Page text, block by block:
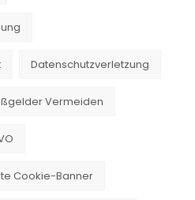
Datenschutzverletzung
Vermeiden
Cookie-Banner